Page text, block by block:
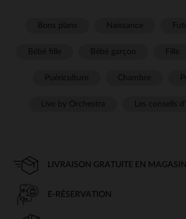
LIVRAISON GRATUITE EN MAGASIN
E-RÉSERVATION